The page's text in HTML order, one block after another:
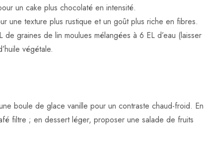
un cake plus chocolaté en intensité.
une texture plus rustique et un goût plus riche en fibres.
graines de lin moulues mélangées à 6 EL d’eau (laisser
végétale.
boule de glace vanille pour un contraste chaud-froid. En
filtre ; en dessert léger, proposer une salade de fruits